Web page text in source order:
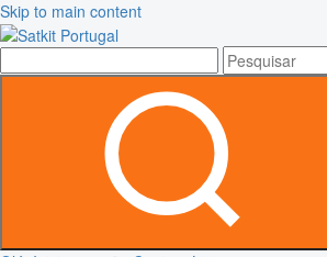
Skip to main content